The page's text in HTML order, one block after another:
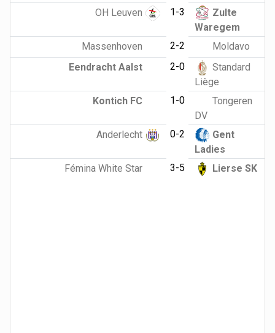
OH Leuven
1-3
Zulte
Waregem
Massenhoven
2-2
Moldavo
Eendracht Aalst
2-0
Standard
Liège
Kontich FC
1-0
Tongeren
DV
Anderlecht
0-2
Gent
Ladies
Fémina White Star
3-5 Lierse SK